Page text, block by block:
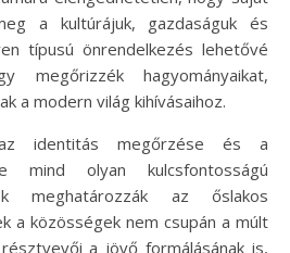
a kultúrájuk, gazdaságuk és
típusú önrendelkezés lehetővé
megőrizzék hagyományaikat,
a modern világ kihívásaihoz.
identitás megőrzése és a
mind olyan kulcsfontosságú
meghatározzák az őslakos
a közösségek nem csupán a múlt
a jövő formálásának is,